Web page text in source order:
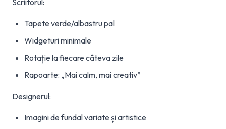
Scriitorul:
Tapete verde/albastru pal
Widgeturi minimale
Rotație la fiecare câteva zile
Rapoarte: „Mai calm, mai creativ”
Designerul:
Imagini de fundal variate și artistice